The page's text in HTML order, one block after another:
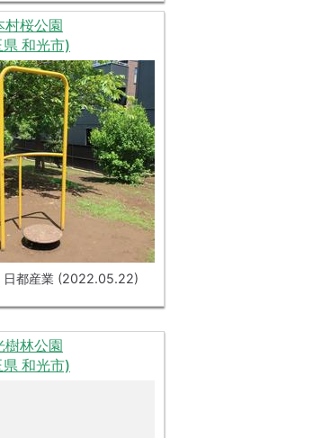
村桜公園
県 和光市)
日都産業 (2022.05.22)
樹林公園
県 和光市)